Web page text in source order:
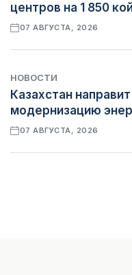
центров на 1 850
07 АВГУСТА, 2026
НОВОСТИ
Казахстан
модернизацию
07 АВГУСТА, 2026